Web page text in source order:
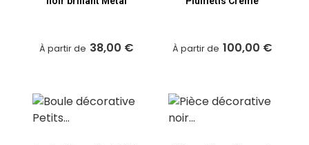
À partir de 38,00 € À partir de 100,00 €